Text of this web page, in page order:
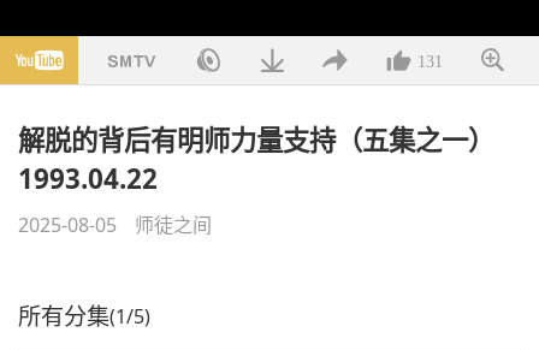
131
解脱的背后有明师力量支持（五集之一）
1993.04.22
2025-08-05 师徒之间
所有分集(1/5)